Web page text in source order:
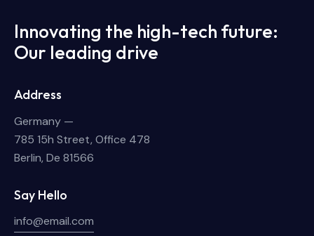
Innovating the high-tech future:
Our leading drive
Address
Germany —
785 15h Street, Office 478
Berlin, De 81566
Say Hello
info@email.com